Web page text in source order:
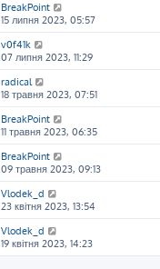
BreakPoint
15 липня 2023, 05:57
v0f41k
07 липня 2023, 11:29
radical
18 травня 2023, 07:51
BreakPoint
11 травня 2023, 06:35
BreakPoint
09 травня 2023, 09:13
Vlodek_d
23 квітня 2023, 13:54
Vlodek_d
19 квітня 2023, 14:23